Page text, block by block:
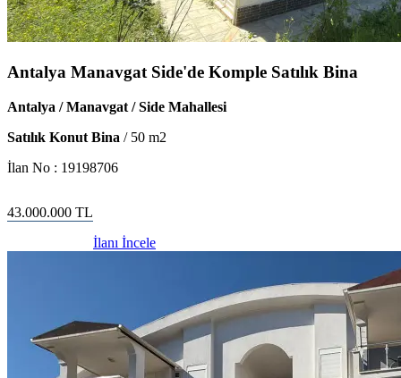
Antalya Manavgat Side'de Komple Satılık Bina
Antalya / Manavgat / Side Mahallesi
Satılık Konut Bina / 50 m2
İlan No : 19198706
43.000.000 TL
İlanı İncele